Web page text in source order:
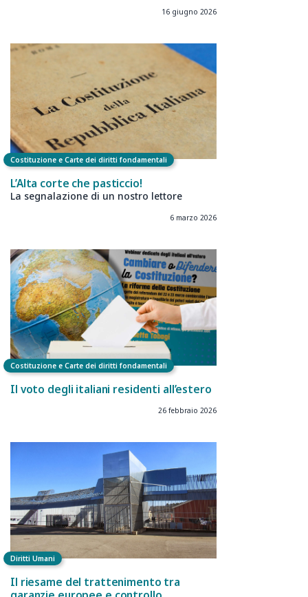
16 giugno 2026
Costituzione e Carte dei diritti fondamentali
L’Alta corte che pasticcio!
La segnalazione di un nostro lettore
6 marzo 2026
Costituzione e Carte dei diritti fondamentali
Il voto degli italiani residenti all’estero
26 febbraio 2026
Diritti Umani
Il riesame del trattenimento tra